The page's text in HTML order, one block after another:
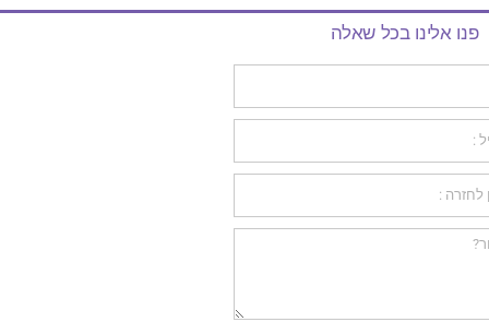
פנו אלינו בכל שאלה